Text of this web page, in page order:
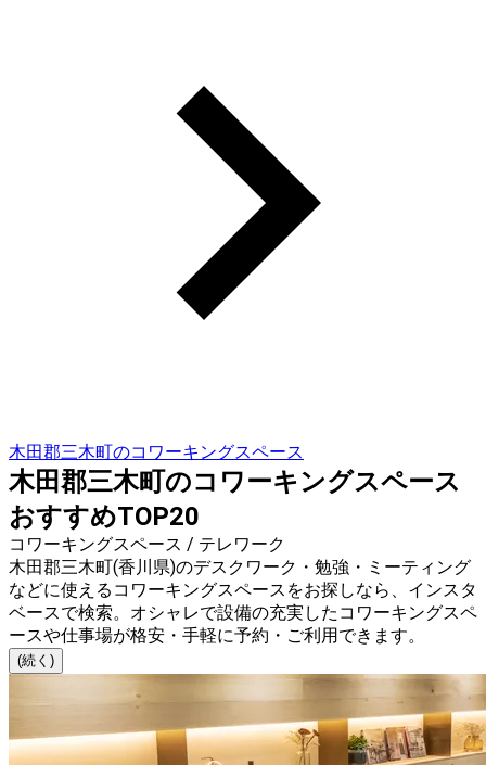
木田郡三木町のコワーキングスペース
木田郡三木町のコワーキングスペース
おすすめTOP20
コワーキングスペース / テレワーク
木田郡三木町(香川県)のデスクワーク・勉強・ミーティング
などに使えるコワーキングスペースをお探しなら、インスタ
ベースで検索。オシャレで設備の充実したコワーキングスペ
ースや仕事場が格安・手軽に予約・ご利用できます。
(続く)